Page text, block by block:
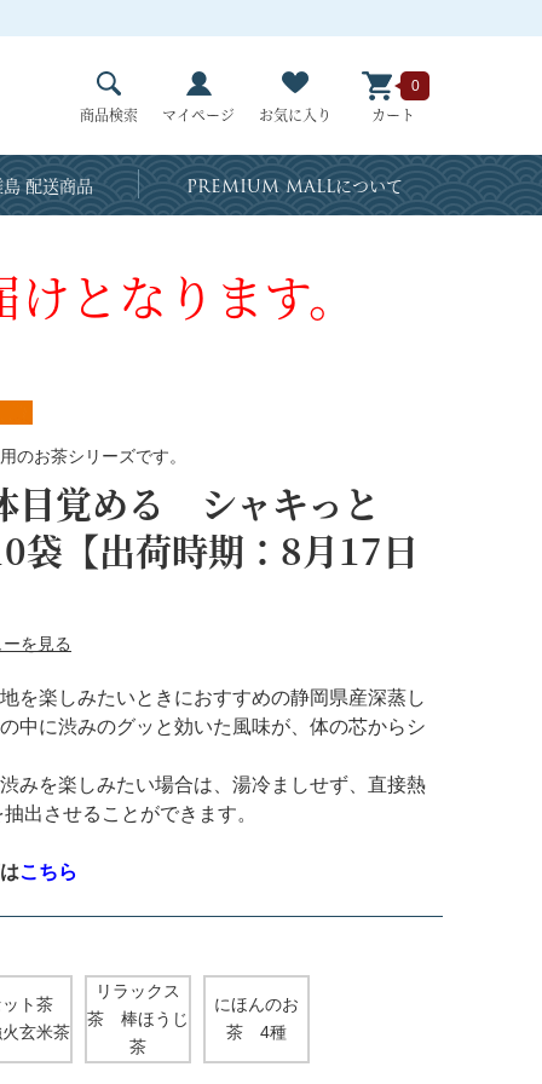
商品検索 マイページ お気に入り カート
0
配送商品 PREMIUM MALLについて
となります。
のお茶シリーズです。
覚める シャキっと
【出荷時期：8月17日
を見る
を楽しみたいときにおすすめの静岡県産深蒸し
中に渋みのグッと効いた風味が、体の芯からシ
みを楽しみたい場合は、湯冷ましせず、直接熱
出させることができます。
こちら
ット茶
玄米茶
リラックス
茶 棒ほうじ
茶
にほんのお
茶 4種